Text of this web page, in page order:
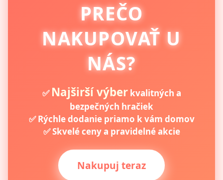
PREČO
NAKUPOVAŤ U
NÁS?
✅ Najširší výberkvalitných a
bezpečných hračiek
✅ Rýchle dodanie priamo k vám domov
✅ Skvelé ceny a pravidelné akcie
Nakupuj teraz